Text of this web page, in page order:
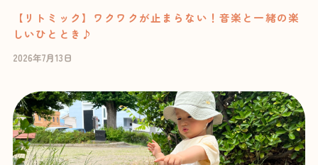
【リトミック】ワクワクが止まらない！音楽と一緒の楽
しいひととき♪
2026年7月13日